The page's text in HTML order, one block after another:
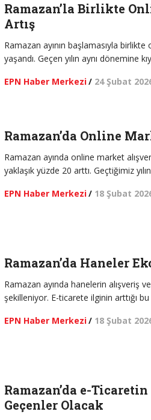
Ramazan’la Birlikte
Artış
Ramazan ayının başlamasıyla
yaşandı. Geçen yılın aynı dönemine
EPN Haber Merkezi/ 24 Şubat
Ramazan’da Online
Ramazan ayında online market
yaklaşık yüzde 20 arttı. Geçtiğimiz
EPN Haber Merkezi/ 18 Şubat
Ramazan’da Haneler
Ramazan ayında hanelerin alışveriş
şekilleniyor. E-ticarete ilginin arttığı
EPN Haber Merkezi/ 18 Şubat
Ramazan’da e-
Geçenler Olacak